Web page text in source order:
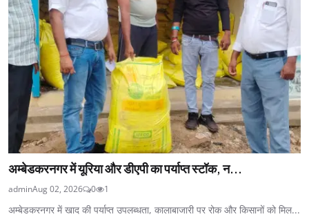
अम्बेडकरनगर में यूरिया और डीएपी का पर्याप्त स्टॉक, न...
adminAug 02, 2026 0 1
अम्बेडकरनगर में खाद की पर्याप्त उपलब्धता, कालाबाजारी पर रोक और किसानों को मिल...